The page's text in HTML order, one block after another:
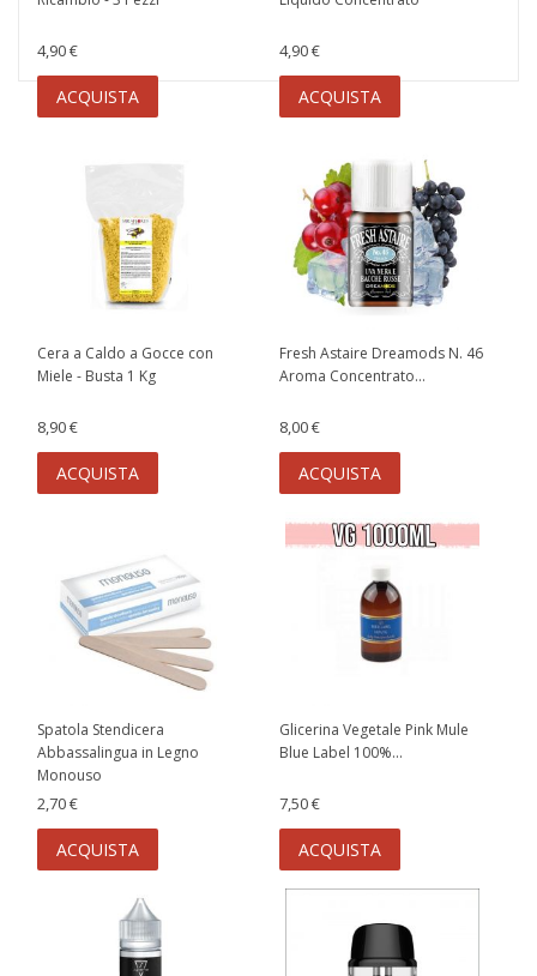
4,90 €
ACQUISTA
4,90 €
ACQUISTA
Cera a Caldo a Gocce con
Miele - Busta 1 Kg
8,90 €
ACQUISTA
Fresh Astaire Dreamods N. 46
Aroma Concentrato...
8,00 €
ACQUISTA
Spatola Stendicera
Abbassalingua in Legno
Monouso
2,70 €
ACQUISTA
Glicerina Vegetale Pink Mule
Blue Label 100%...
7,50 €
ACQUISTA